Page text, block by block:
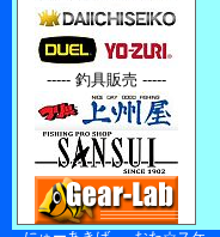
----- 釣具販売 -----